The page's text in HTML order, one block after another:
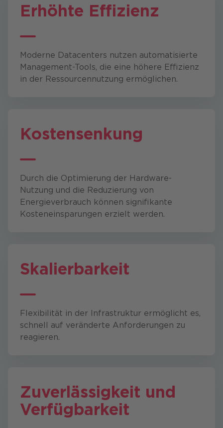
Erhöhte Effizienz
Moderne Datacenters nutzen automatisierte
Management-Tools, die eine höhere Effizienz
in der Ressourcennutzung ermöglichen.
Kostensenkung
Durch die Optimierung der Hardware-
Nutzung und die Reduzierung von
Energieverbrauch können signifikante
Kosteneinsparungen erzielt werden.
Skalierbarkeit
Flexibilität in der Infrastruktur ermöglicht es,
schnell auf veränderte Anforderungen zu
reagieren.
Zuverlässigkeit und
Verfügbarkeit